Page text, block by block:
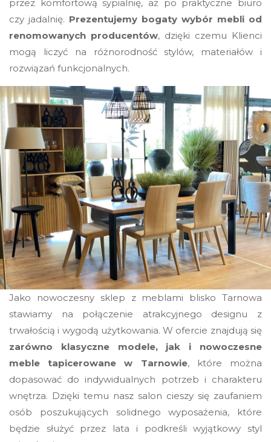
przez komfortową sypialnię, aż po praktyczne biuro
czy jadalnię. Prezentujemy bogaty wybór mebli od
renomowanych producentów, dzięki czemu Klienci
mogą liczyć na różnorodność stylów, materiałów i
rozwiązań funkcjonalnych.
Jako nowoczesny sklep z meblami blisko Tarnowa
stawiamy na połączenie atrakcyjnego designu z
trwałością i wygodą użytkowania. W ofercie znajdują się
zarówno klasyczne modele, jak i nowoczesne
meble tapicerowane w Tarnowie, które można
dopasować do indywidualnych potrzeb i charakteru
wnętrza. Dzięki temu nasz salon cieszy się zaufaniem
osób poszukujących solidnego wyposażenia, które
będzie służyć przez lata i podkreśli wyjątkowy styl